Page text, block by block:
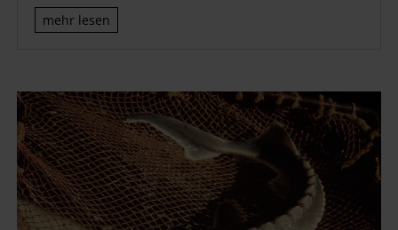
mehr lesen